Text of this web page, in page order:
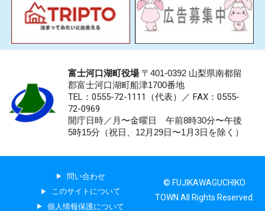
富士河口湖町役場〒401-0392 山梨県南都留
郡富士河口湖町船津1700番地
TEL：0555-72-1111 （代表）／ FAX：0555-
72-0969
開庁日時／月〜金曜日 午前8時30分〜午後
5時15分（祝日、12月29日〜1月3日を除く）
問い合わせ
このサイトについて
個人情報保護について
© FUJIKAWAGUCHIKO
TOWN All Rights Reserved.